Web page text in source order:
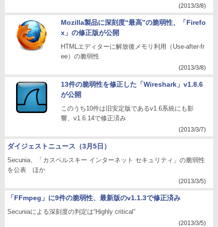
(2013/3/8)
Mozilla製品に深刻度“最高”の脆弱性、「Firefo
x」の修正版が公開
HTMLエディターに解放後メモリ利用（Use-after-fr
ee）の脆弱性
(2013/3/8)
13件の脆弱性を修正した「Wireshark」v1.8.6
が公開
このうち10件は旧安定版であるv1.6系統にも影
響、v1.6.14で修正済み
(2013/3/7)
ダイジェストニュース（3月5日）
Secunia、「カスペルスキー インターネット セキュリティ」の脆弱性
を公表 ほか
(2013/3/5)
「FFmpeg」に9件の脆弱性、最新版のv1.1.3で修正済み
Secuniaによる深刻度の判定は“Highly critical”
(2013/3/5)